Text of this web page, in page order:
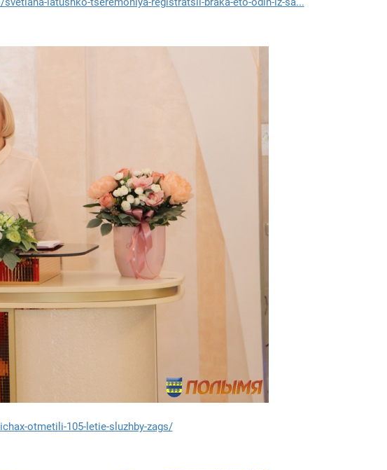
otmetili-105-letie-sluzhby-zags/